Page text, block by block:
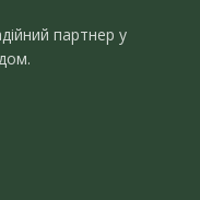
партнер у